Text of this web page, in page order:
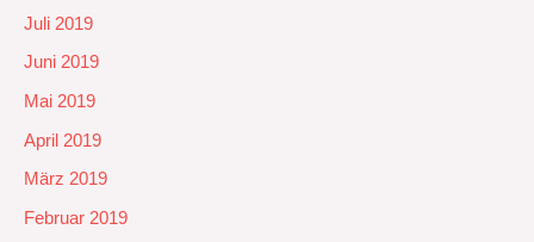
Juli 2019
Juni 2019
Mai 2019
April 2019
März 2019
Februar 2019